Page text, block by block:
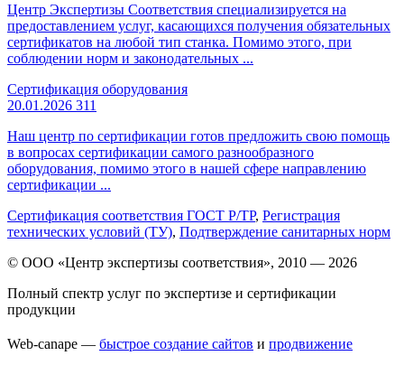
Центр Экспертизы Соответствия специализируется на
предоставлением услуг, касающихся получения обязательных
сертификатов на любой тип станка. Помимо этого, при
соблюдении норм и законодательных ...
Сертификация оборудования
20.01.2026 311
Наш центр по сертификации готов предложить свою помощь
в вопросах сертификации самого разнообразного
оборудования, помимо этого в нашей сфере направлению
сертификации ...
Сертификация соответствия ГОСТ Р/ТР, Регистрация
технических условий (ТУ), Подтверждение санитарных норм
© ООО «Центр экспертизы соответствия», 2010 — 2026
Полный спектр услуг по экспертизе и сертификации
продукции
Web-canape — быстрое создание сайтов и продвижение